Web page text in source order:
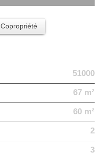
Copropriété
51000
67 m²
60 m²
2
3